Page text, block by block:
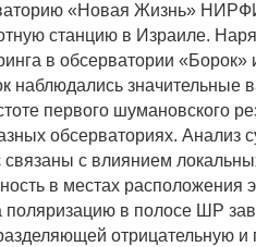
«Новая Жизнь»
станцию в Израиле.
в обсерватории «Борок»
наблюдались значительные
первого шумановского
обсерваториях. Анализ
связаны с влиянием
в местах расположения
в полосе ШР
отрицательную